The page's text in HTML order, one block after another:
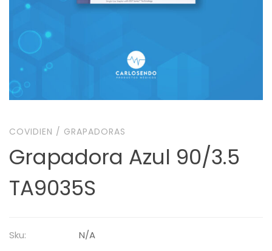
COVIDIEN / GRAPADORAS
Grapadora Azul 90/3.5
TA9035S
Sku: N/A